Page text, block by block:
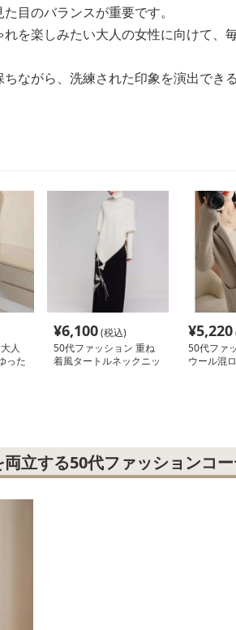
目のバランスが重要です。
を楽しみたい大人の女性に向けて、
ながら、洗練された印象を演出でき
人
った
¥6,100(税込)
50代ファッション 重ね
着風タートルネックニッ
¥5,220
50代ファ
ウール混
立する50代ファッションコ